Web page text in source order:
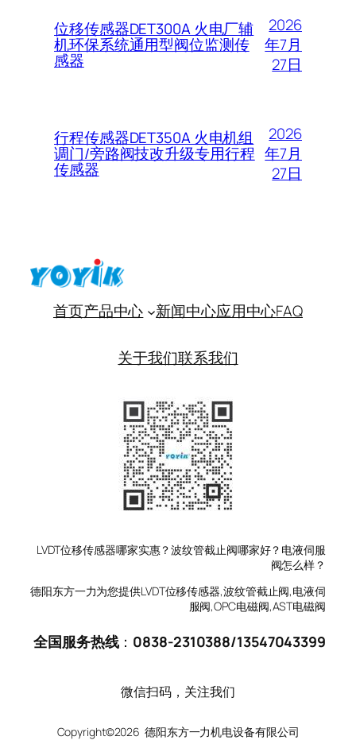
位移传感器DET300A 火电厂辅
机环保系统通用型阀位监测传
感器
2026
年7月
27日
行程传感器DET350A 火电机组
调门/旁路阀技改升级专用行程
传感器
2026
年7月
27日
首页产品中心 新闻中心应用中心FAQ
关于我们联系我们
LVDT位移传感器哪家实惠？波纹管截止阀哪家好？电液伺服
阀怎么样？
德阳东方一力为您提供LVDT位移传感器,波纹管截止阀,电液伺
服阀,OPC电磁阀,AST电磁阀
全国服务热线： 0838-2310388/13547043399
微信扫码，关注我们
Copyright©2026 德阳东方一力机电设备有限公司